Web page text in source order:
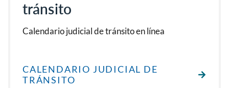
tránsito
Calendario judicial de tránsito en línea
CALENDARIO JUDICIAL DE
TRÁNSITO